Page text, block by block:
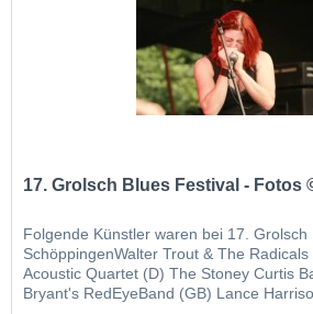
17. Grolsch Blues Festival - Fotos
Folgende Künstler waren bei 17. Grolsch
SchöppingenWalter Trout & The
Acoustic Quartet (D) The Stoney Curtis
Bryant's RedEyeBand (GB) Lance